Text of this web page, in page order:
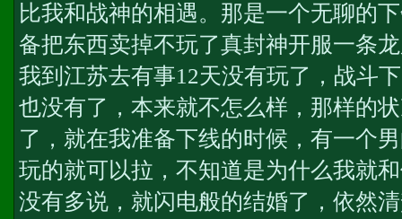
比我和战神的相遇。那是一个无聊的
备把东西卖掉不玩了真封神开服一条
我到江苏去有事12天没有玩了，战斗
也没有了，本来就不怎么样，那样的
了，就在我准备下线的时候，有一个
玩的就可以拉，不知道是为什么我就
没有多说，就闪电般的结婚了，依然